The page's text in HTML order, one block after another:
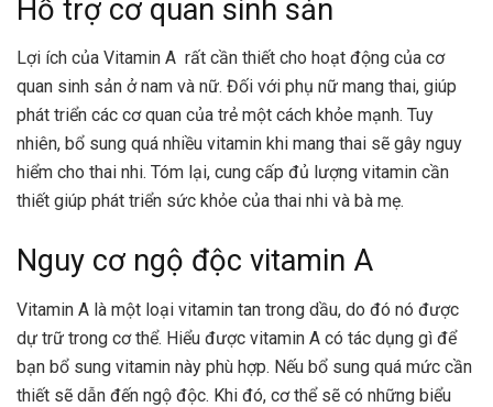
Hỗ trợ cơ quan sinh sản
Lợi ích của Vitamin A rất cần thiết cho hoạt động của cơ
quan sinh sản ở nam và nữ. Đối với phụ nữ mang thai, giúp
phát triển các cơ quan của trẻ một cách khỏe mạnh. Tuy
nhiên, bổ sung quá nhiều vitamin khi mang thai sẽ gây nguy
hiểm cho thai nhi. Tóm lại, cung cấp đủ lượng vitamin cần
thiết giúp phát triển sức khỏe của thai nhi và bà mẹ.
Nguy cơ ngộ độc vitamin A
Vitamin A là một loại vitamin tan trong dầu, do đó nó được
dự trữ trong cơ thể. Hiểu được vitamin A có tác dụng gì để
bạn bổ sung vitamin này phù hợp. Nếu bổ sung quá mức cần
thiết sẽ dẫn đến ngộ độc. Khi đó, cơ thể sẽ có những biểu